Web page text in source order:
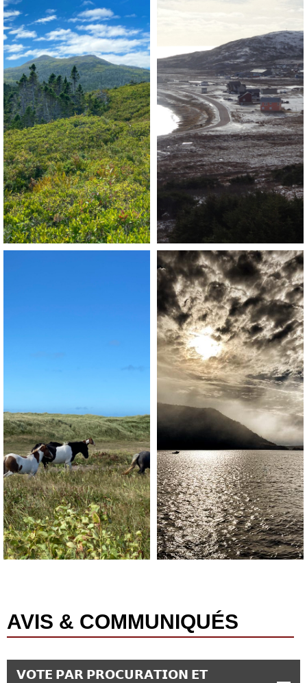
AVIS & COMMUNIQUÉS
𝗩𝗢𝗧𝗘 𝗣𝗔𝗥 𝗣𝗥𝗢𝗖𝗨𝗥𝗔𝗧𝗜𝗢𝗡 𝗘𝗧